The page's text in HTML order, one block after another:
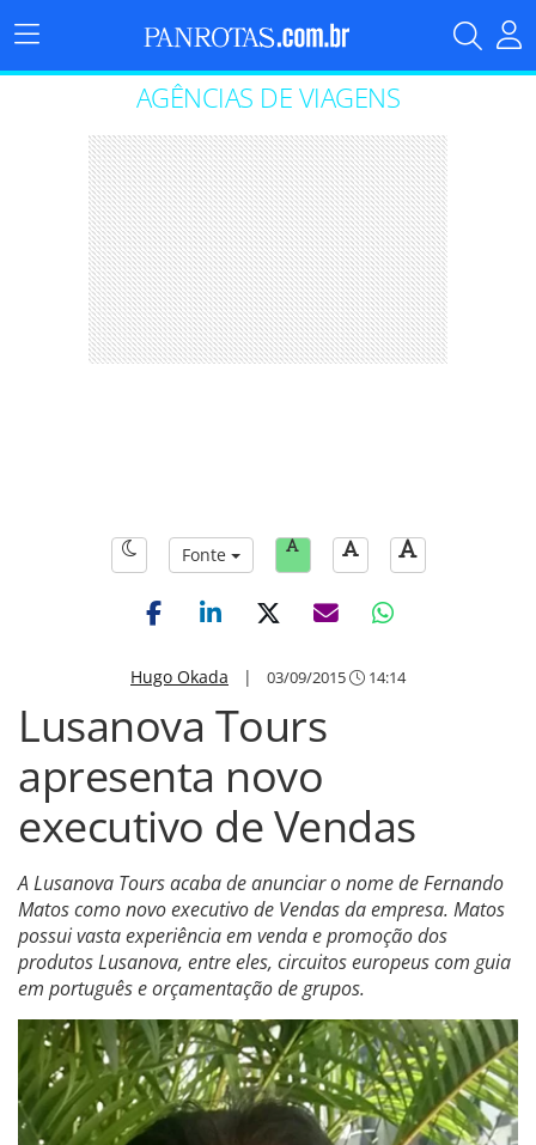
Menu
Principal
AGÊNCIAS DE VIAGENS
Fonte
Hugo Okada | 03/09/2015 14:14
Lusanova Tours
apresenta novo
executivo de Vendas
A Lusanova Tours acaba de anunciar o nome de Fernando
Matos como novo executivo de Vendas da empresa. Matos
possui vasta experiência em venda e promoção dos
produtos Lusanova, entre eles, circuitos europeus com guia
em português e orçamentação de grupos.